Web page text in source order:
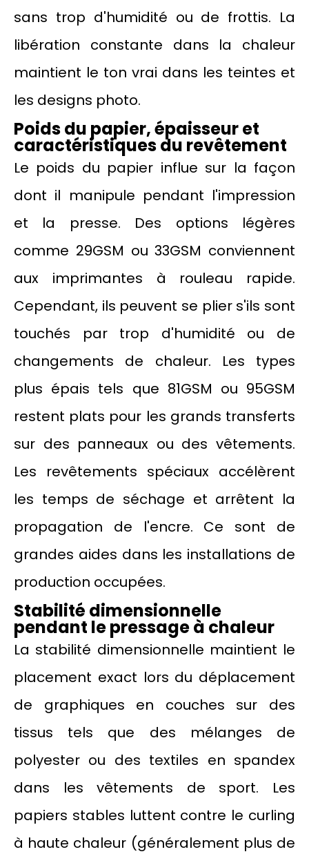
sans trop d'humidité ou de frottis. La
libération constante dans la chaleur
maintient le ton vrai dans les teintes et
les designs photo.
Poids du papier, épaisseur et
caractéristiques du revêtement
Le poids du papier influe sur la façon
dont il manipule pendant l'impression
et la presse. Des options légères
comme 29GSM ou 33GSM conviennent
aux imprimantes à rouleau rapide.
Cependant, ils peuvent se plier s'ils sont
touchés par trop d'humidité ou de
changements de chaleur. Les types
plus épais tels que 81GSM ou 95GSM
restent plats pour les grands transferts
sur des panneaux ou des vêtements.
Les revêtements spéciaux accélèrent
les temps de séchage et arrêtent la
propagation de l'encre. Ce sont de
grandes aides dans les installations de
production occupées.
Stabilité dimensionnelle
pendant le pressage à chaleur
La stabilité dimensionnelle maintient le
placement exact lors du déplacement
de graphiques en couches sur des
tissus tels que des mélanges de
polyester ou des textiles en spandex
dans les vêtements de sport. Les
papiers stables luttent contre le curling
à haute chaleur (généralement plus de